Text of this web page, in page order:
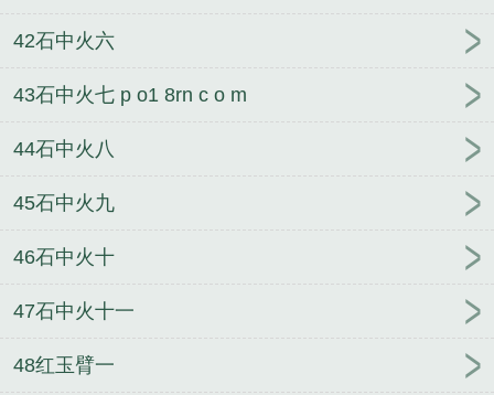
42石中火六
43石中火七 p o1 8rn c o m
44石中火八
45石中火九
46石中火十
47石中火十一
48红玉臂一